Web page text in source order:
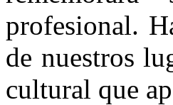
profesional.
de nuestros
cultural que